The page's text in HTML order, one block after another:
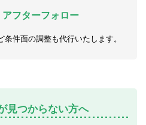
フターフォロー
件面の調整も代行いたします。
見つからない方へ